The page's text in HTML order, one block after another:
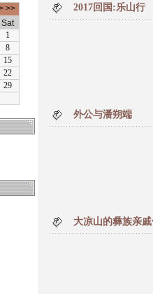
2017回国:乐山行
外公与潘朔端
大凉山的彝族亲